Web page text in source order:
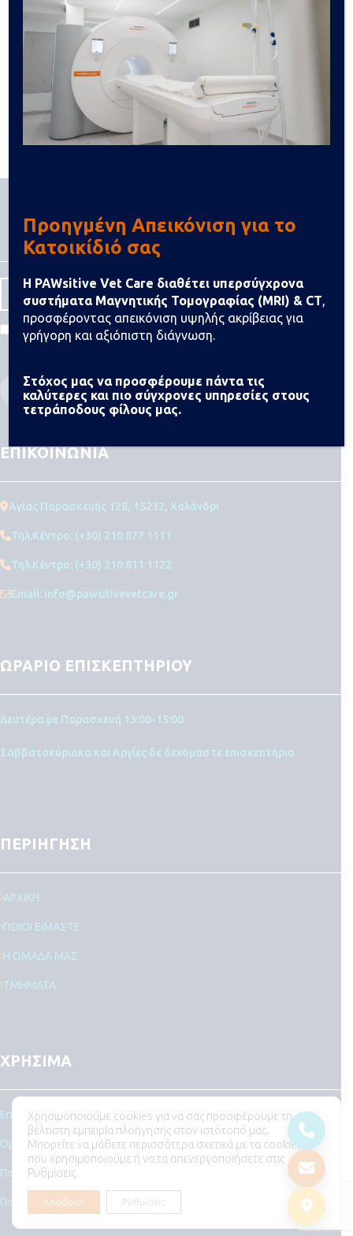
Συμφωνώ με τους Όρους & τις Προϋποθέσεις
ΕΠΙΚΟΙΝΩΝΙΑ
Αγίας Παρασκευής 128, 15232, Χαλάνδρι
Τηλ.Κέντρο: (+30) 210 877 1111
Τηλ.Κέντρο: (+30) 210 811 1122
Email: info@pawsitivevetcare.gr
ΩΡΑΡΙΟ ΕΠΙΣΚΕΠΤΗΡΙΟΥ
Δευτέρα με Παρασκευή 13:00-15:00
Σαββατοκύριακα και Αργίες δε δεχόμαστε επισκεπτήριο.
ΠΕΡΙΗΓΗΣΗ
ΑΡΧΙΚΗ
ΠΟΙΟΙ ΕΙΜΑΣΤΕ
Η ΟΜΑΔΑ ΜΑΣ
ΤΜΗΜΑΤΑ
ΧΡΗΣΙΜΑ
Επικοινωνήστε μαζί μας
Όροι Χρήσης και Προϋποθέσεις
Πολιτική Απορρήτου
Πολιτική Cookies
Προηγμένη Απεικόνιση για το
Κατοικίδιό σας
Η PAWsitive Vet Care διαθέτει υπερσύγχρονα
συστήματα Μαγνητικής Τομογραφίας (MRI) & CT,
προσφέροντας απεικόνιση υψηλής ακρίβειας για
γρήγορη και αξιόπιστη διάγνωση.
Στόχος μας να προσφέρουμε πάντα τις
καλύτερες και πιο σύγχρονες υπηρεσίες στους
τετράποδους φίλους μας.
Χρησιμοποιούμε cookies για να σας προσφέρουμε τη
βέλτιστη εμπειρία πλοήγησης στον ιστότοπό μας.
Μπορείτε να μάθετε περισσότερα σχετικά με τα cookies
που χρησιμοποιούμε ή να τα απενεργοποιήσετε στις
Ρυθμίσεις.
Αποδοχή Ρυθμίσεις